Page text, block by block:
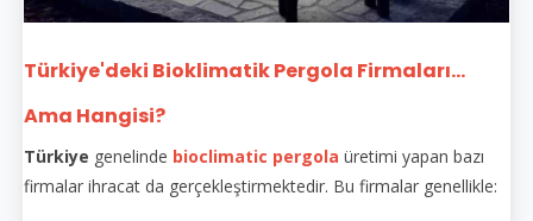
Türkiye'deki Bioklimatik Pergola Firmaları...
Ama Hangisi?
Türkiye genelinde bioclimatic pergola üretimi yapan bazı
firmalar ihracat da gerçekleştirmektedir. Bu firmalar genellikle: